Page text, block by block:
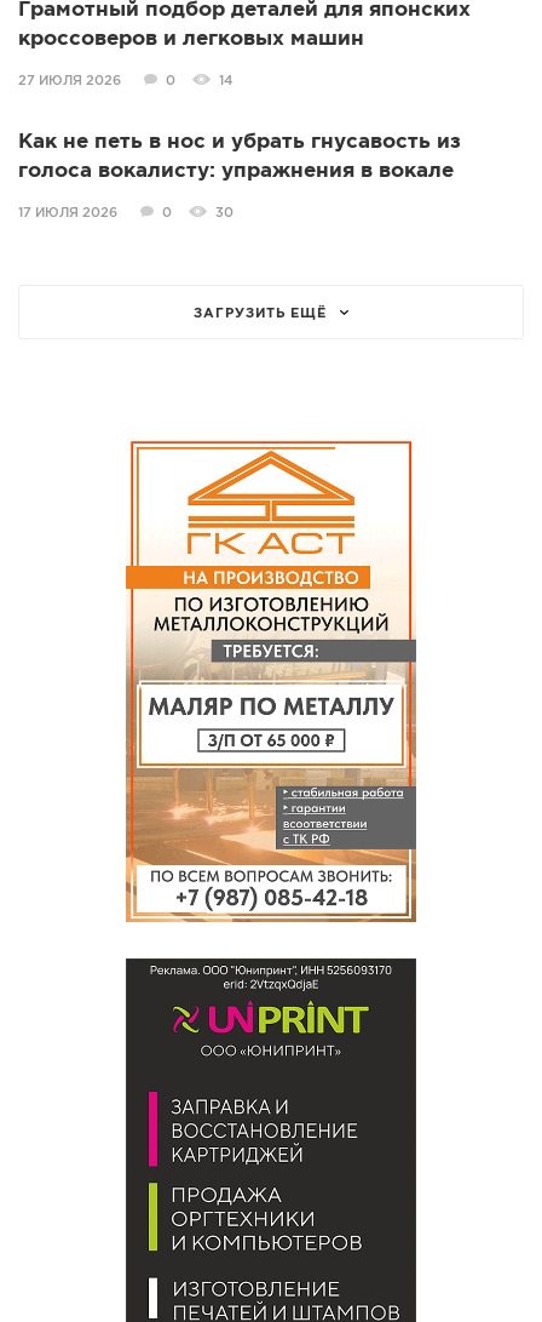
Грамотный подбор деталей для японских
кроссоверов и легковых машин
27 ИЮЛЯ 2026 0 14
Как не петь в нос и убрать гнусавость из
голоса вокалисту: упражнения в вокале
17 ИЮЛЯ 2026 0 30
ЗАГРУЗИТЬ ЕЩЁ